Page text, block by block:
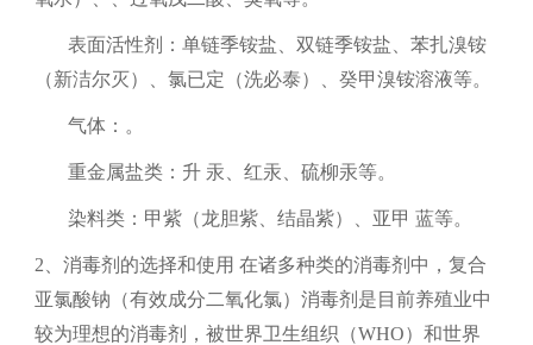
表面活性剂：单链季铵盐、双链季铵盐、苯扎溴铵
（新洁尔灭）、氯已定（洗必泰）、癸甲溴铵溶液等。
气体：。
重金属盐类：升 汞、红汞、硫柳汞等。
染料类：甲紫（龙胆紫、结晶紫）、亚甲 蓝等。
2、消毒剂的选择和使用 在诸多种类的消毒剂中，复合
亚氯酸钠（有效成分二氧化氯）消毒剂是目前养殖业中
较为理想的消毒剂，被世界卫生组织（WHO）和世界